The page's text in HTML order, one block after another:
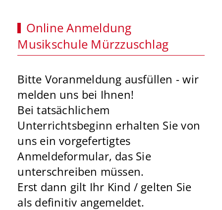
Online Anmeldung
Musikschule Mürzzuschlag
Bitte Voranmeldung ausfüllen - wir
melden uns bei Ihnen!
Bei tatsächlichem
Unterrichtsbeginn erhalten Sie von
uns ein vorgefertigtes
Anmeldeformular, das Sie
unterschreiben müssen.
Erst dann gilt Ihr Kind / gelten Sie
als definitiv angemeldet.